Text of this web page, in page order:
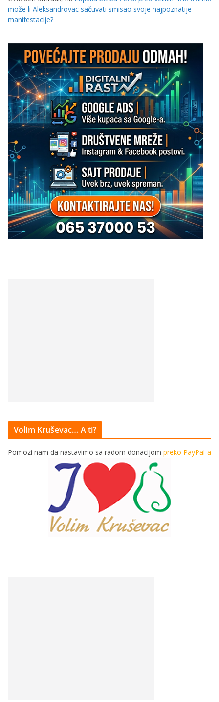
može li Aleksandrovac sačuvati smisao svoje najpoznatije
manifestacije?
Volim Kruševac… A ti?
Pomozi nam da nastavimo sa radom donacijom preko PayPal-a